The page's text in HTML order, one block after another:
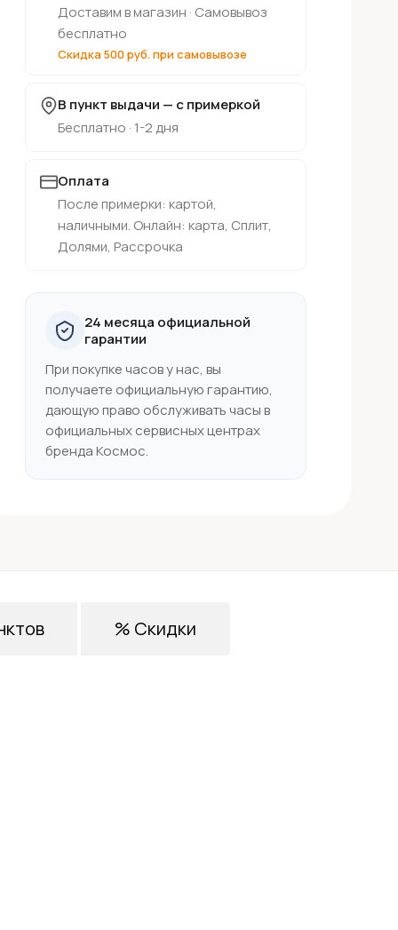
Доставим в магазин · Самовывоз
бесплатно
Скидка 500 руб. при самовывозе
В пункт выдачи — с примеркой
Бесплатно · 1-2 дня
Оплата
После примерки: картой,
наличными. Онлайн: карта, Сплит,
Долями, Рассрочка
24 месяца официальной
гарантии
При покупке часов у нас, вы
получаете официальную гарантию,
дающую право обслуживать часы в
официальных сервисных центрах
бренда Космос.
% Скидки